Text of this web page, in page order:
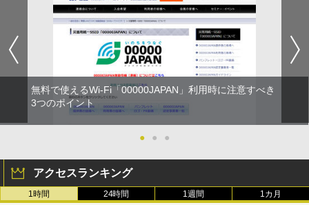
無料で使えるWi-Fi「00000JAPAN」利用時に注意すべき
3つのポイント
● ● ●
アクセスランキング
1時間 24時間 1週間 1カ月